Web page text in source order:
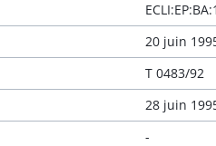
20 juin
T 0483/92
28 juin
-